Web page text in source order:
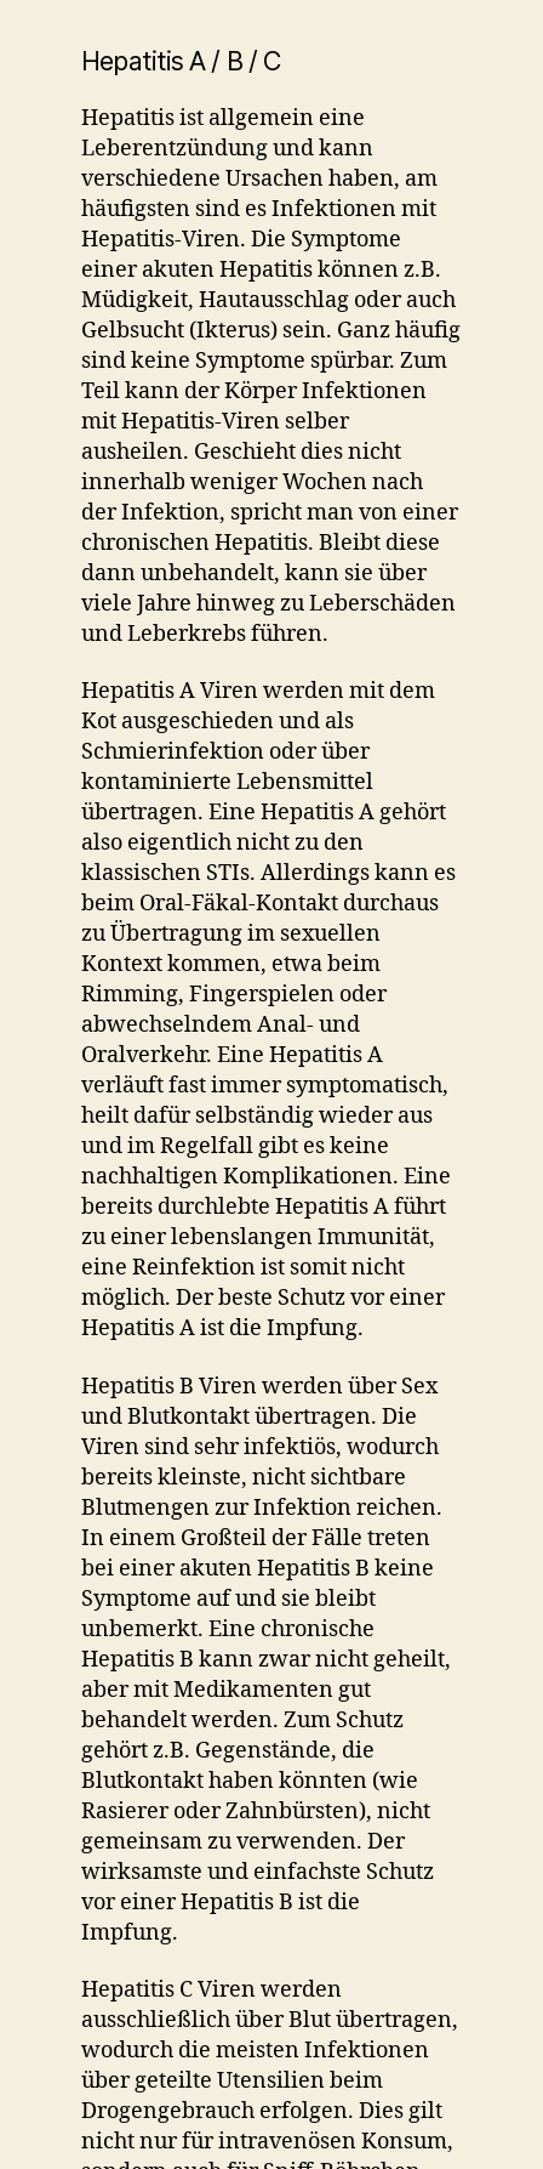
Hepatitis A / B / C
Hepatitis ist allgemein eine
Leberentzündung und kann
verschiedene Ursachen haben, am
häufigsten sind es Infektionen mit
Hepatitis-Viren. Die Symptome
einer akuten Hepatitis können z.B.
Müdigkeit, Hautausschlag oder auch
Gelbsucht (Ikterus) sein. Ganz häufig
sind keine Symptome spürbar. Zum
Teil kann der Körper Infektionen
mit Hepatitis-Viren selber
ausheilen. Geschieht dies nicht
innerhalb weniger Wochen nach
der Infektion, spricht man von einer
chronischen Hepatitis. Bleibt diese
dann unbehandelt, kann sie über
viele Jahre hinweg zu Leberschäden
und Leberkrebs führen.
Hepatitis A Viren werden mit dem
Kot ausgeschieden und als
Schmierinfektion oder über
kontaminierte Lebensmittel
übertragen. Eine Hepatitis A gehört
also eigentlich nicht zu den
klassischen STIs. Allerdings kann es
beim Oral-Fäkal-Kontakt durchaus
zu Übertragung im sexuellen
Kontext kommen, etwa beim
Rimming, Fingerspielen oder
abwechselndem Anal- und
Oralverkehr. Eine Hepatitis A
verläuft fast immer symptomatisch,
heilt dafür selbständig wieder aus
und im Regelfall gibt es keine
nachhaltigen Komplikationen. Eine
bereits durchlebte Hepatitis A führt
zu einer lebenslangen Immunität,
eine Reinfektion ist somit nicht
möglich. Der beste Schutz vor einer
Hepatitis A ist die Impfung.
Hepatitis B Viren werden über Sex
und Blutkontakt übertragen. Die
Viren sind sehr infektiös, wodurch
bereits kleinste, nicht sichtbare
Blutmengen zur Infektion reichen.
In einem Großteil der Fälle treten
bei einer akuten Hepatitis B keine
Symptome auf und sie bleibt
unbemerkt. Eine chronische
Hepatitis B kann zwar nicht geheilt,
aber mit Medikamenten gut
behandelt werden. Zum Schutz
gehört z.B. Gegenstände, die
Blutkontakt haben könnten (wie
Rasierer oder Zahnbürsten), nicht
gemeinsam zu verwenden. Der
wirksamste und einfachste Schutz
vor einer Hepatitis B ist die
Impfung.
Hepatitis C Viren werden
ausschließlich über Blut übertragen,
wodurch die meisten Infektionen
über geteilte Utensilien beim
Drogengebrauch erfolgen. Dies gilt
nicht nur für intravenösen Konsum,